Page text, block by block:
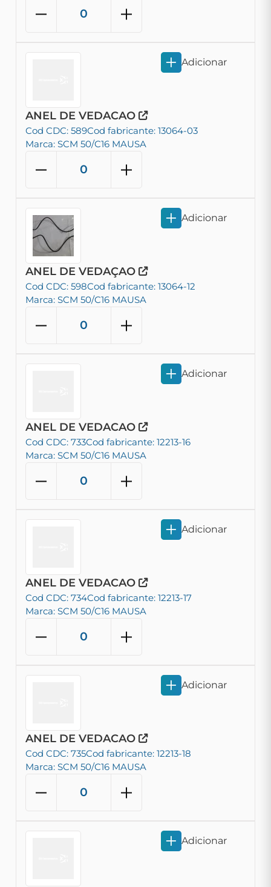
ANEL DE VEDACAO
Cod CDC: 589Cod fabricante: 13064-03
Marca: SCM 50/C16 MAUSA
Adicionar
ANEL DE VEDAÇAO
Cod CDC: 598Cod fabricante: 13064-12
Marca: SCM 50/C16 MAUSA
Adicionar
ANEL DE VEDACAO
Cod CDC: 733Cod fabricante: 12213-16
Marca: SCM 50/C16 MAUSA
Adicionar
ANEL DE VEDACAO
Cod CDC: 734Cod fabricante: 12213-17
Marca: SCM 50/C16 MAUSA
Adicionar
ANEL DE VEDACAO
Cod CDC: 735Cod fabricante: 12213-18
Marca: SCM 50/C16 MAUSA
Adicionar
Adicionar